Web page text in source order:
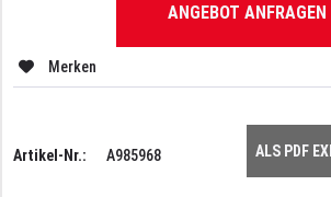
ANGEBOT ANFRAGEN
Merken
Artikel-Nr.: A985968 ALS PDF